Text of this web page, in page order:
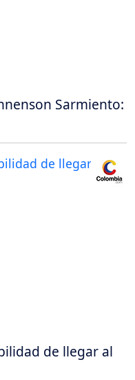
Sarmiento:
de llegar al